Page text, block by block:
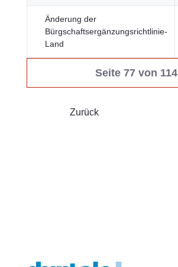
Änderung der
Bürgschaftsergänzungsrichtlinie-
Land
Seite 77 von 114
Zurück